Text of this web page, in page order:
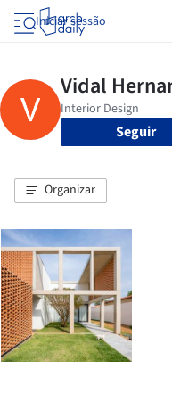
Iniciar sessão
Seguir
Organizar